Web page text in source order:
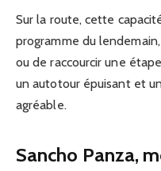
Sur la route, cette
programme du
ou de raccourcir une
un autotour épuisant et
agréable.
Sancho Panza,